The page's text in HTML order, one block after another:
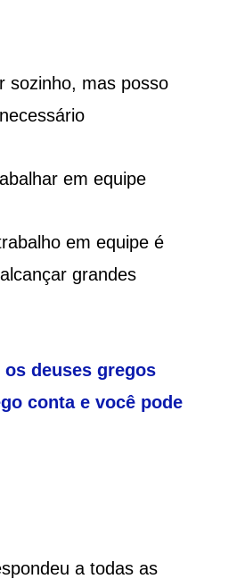
sozinho, mas posso
em equipe
em equipe é
grandes
os deuses gregos
conta e você pode
a todas as